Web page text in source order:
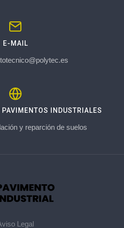
E-MAIL
INDUSTRIALES
y reparción de suelos
Legal